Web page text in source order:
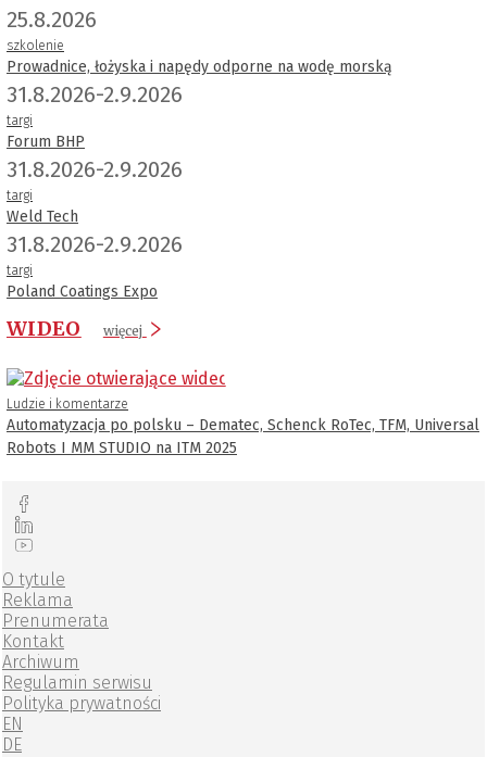
25.8.2026
szkolenie
Prowadnice, łożyska i napędy odporne na wodę morską
31.8.2026-2.9.2026
targi
Forum BHP
31.8.2026-2.9.2026
targi
Weld Tech
31.8.2026-2.9.2026
targi
Poland Coatings Expo
WIDEO więcej
Ludzie i komentarze
Automatyzacja po polsku – Dematec, Schenck RoTec, TFM, Universal
Robots I MM STUDIO na ITM 2025
O tytule
Reklama
Prenumerata
Kontakt
Archiwum
Regulamin serwisu
Polityka prywatności
EN
DE